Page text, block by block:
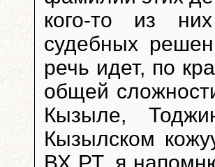
кого-то из
судебных
речь идет, по
общей
Кызыле,
Кызылском
ВХ РТ, я